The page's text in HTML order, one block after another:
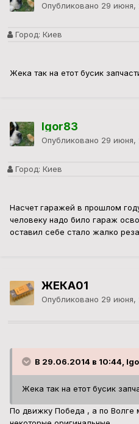
Опубликовано 29 июня,
Город: Киев
Жека так на етот бусик
Igor83
Опубликовано 29 июня,
Город: Киев
Насчет гаражей в прошлом
человеку надо било гараж
оставил себе стало жалко
ЖЕКА01
Опубликовано 29 июня,
В 29.06.2014 в 10:44,
Жека так на етот бусик
По движку Победа , а по Волге